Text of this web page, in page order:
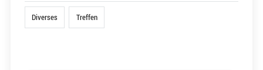
Diverses Treffen